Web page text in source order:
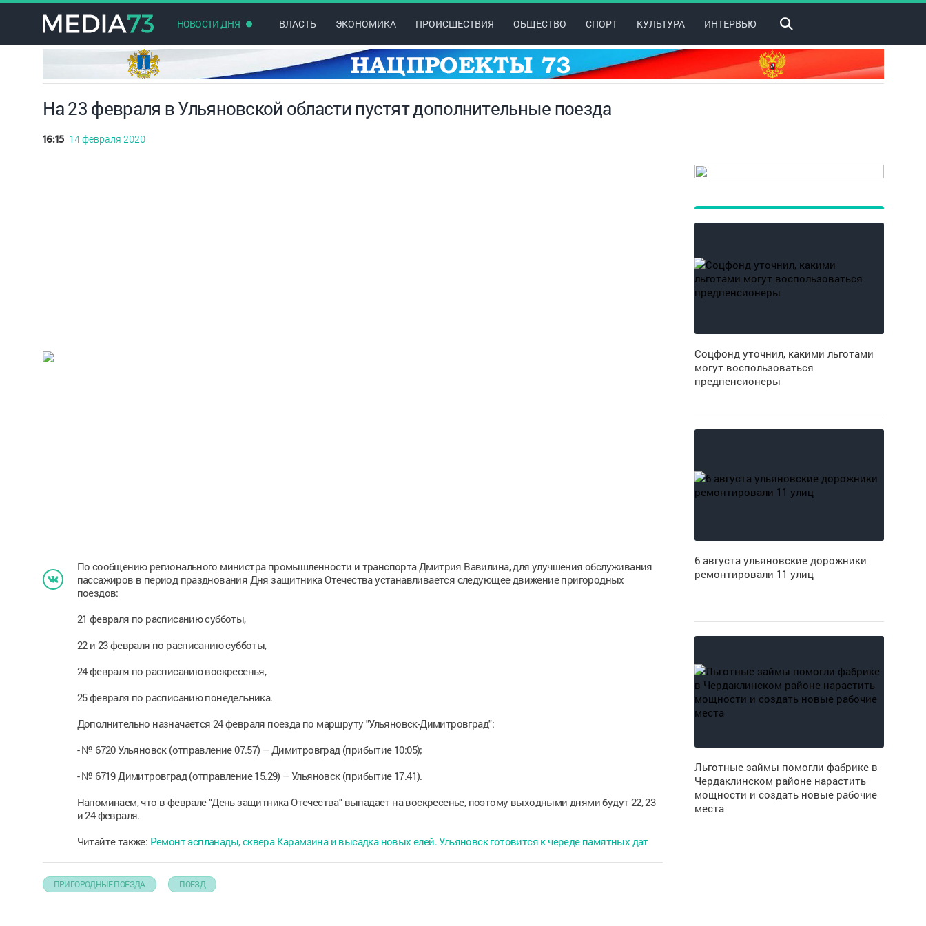
НОВОСТИ ДНЯ ВЛАСТЬ ЭКОНОМИКА ПРОИСШЕСТВИЯ ОБЩЕСТВО СПОРТ КУЛЬТУРА ИНТЕРВЬЮ
На 23 февраля в Ульяновской области пустят дополнительные поезда
16:15 14 февраля 2020
По сообщению регионального министра промышленности и транспорта Дмитрия Вавилина, для улучшения обслуживания
пассажиров в период празднования Дня защитника Отечества устанавливается следующее движение пригородных
поездов:
21 февраля по расписанию субботы,
22 и 23 февраля по расписанию субботы,
24 февраля по расписанию воскресенья,
25 февраля по расписанию понедельника.
Дополнительно назначается 24 февраля поезда по маршруту "Ульяновск-Димитровград":
- № 6720 Ульяновск (отправление 07.57) – Димитровград (прибытие 10:05);
- № 6719 Димитровград (отправление 15.29) – Ульяновск (прибытие 17.41).
Напоминаем, что в феврале "День защитника Отечества" выпадает на воскресенье, поэтому выходными днями будут 22, 23
и 24 февраля.
Читайте также: Ремонт эспланады, сквера Карамзина и высадка новых елей. Ульяновск готовится к череде памятных дат
ПРИГОРОДНЫЕ ПОЕЗДА ПОЕЗД
Соцфонд уточнил, какими льготами
могут воспользоваться
предпенсионеры
6 августа ульяновские дорожники
ремонтировали 11 улиц
Льготные займы помогли фабрике в
Чердаклинском районе нарастить
мощности и создать новые рабочие
места